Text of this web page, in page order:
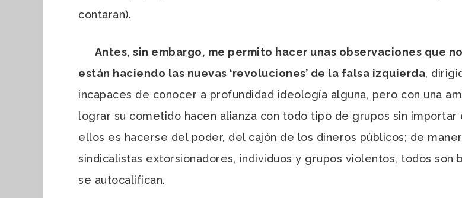
contaran).
Antes, sin embargo, me permito hacer unas observaciones que
están haciendo las nuevas ‘revoluciones’ de la falsa izquierda,
incapaces de conocer a profundidad ideología alguna, pero con una
lograr su cometido hacen alianza con todo tipo de grupos sin
ellos es hacerse del poder, del cajón de los dineros públicos; de
sindicalistas extorsionadores, individuos y grupos violentos, todos son
se autocalifican.